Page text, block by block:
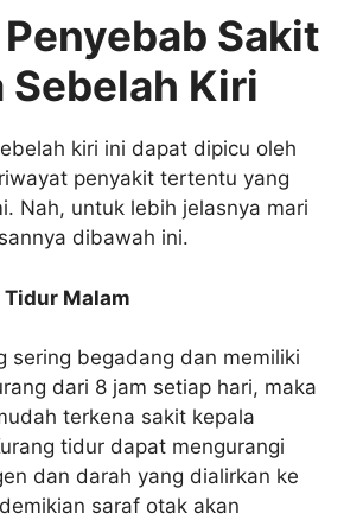
Sakit
Sebelah Kiri
kiri ini dapat dipicu oleh
penyakit tertentu yang
Nah, untuk lebih jelasnya mari
dibawah ini.
Tidur Malam
sering begadang dan memiliki
dari 8 jam setiap hari, maka
terkena sakit kepala
tidur dapat mengurangi
dan darah yang dialirkan ke
saraf otak akan